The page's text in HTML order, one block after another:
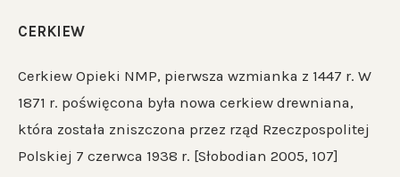
CERKIEW
Cerkiew Opieki NMP, pierwsza wzmianka z 1447 r. W
1871 r. poświęcona była nowa cerkiew drewniana,
która została zniszczona przez rząd Rzeczpospolitej
Polskiej 7 czerwca 1938 r. [Słobodian 2005, 107]